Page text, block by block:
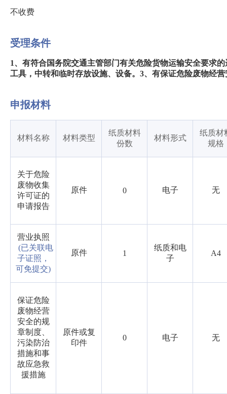
不收费
受理条件
1、有符合国务院交通主管部门有关危险货物运输安全要求
工具，中转和临时存放设施、设备。3、有保证危险废物经
申报材料
材料名称 材料类型
纸质材料
份数
材料形式
纸质材
规格
关于危险
废物收集
许可证的
申请报告
原件 0 电子 无
营业执照
(已关联电
子证照，
可免提交)
原件 1
纸质和电
子
A4
保证危险
废物经营
安全的规
章制度、
污染防治
措施和事
故应急救
援措施
原件或复
印件
0 电子 无